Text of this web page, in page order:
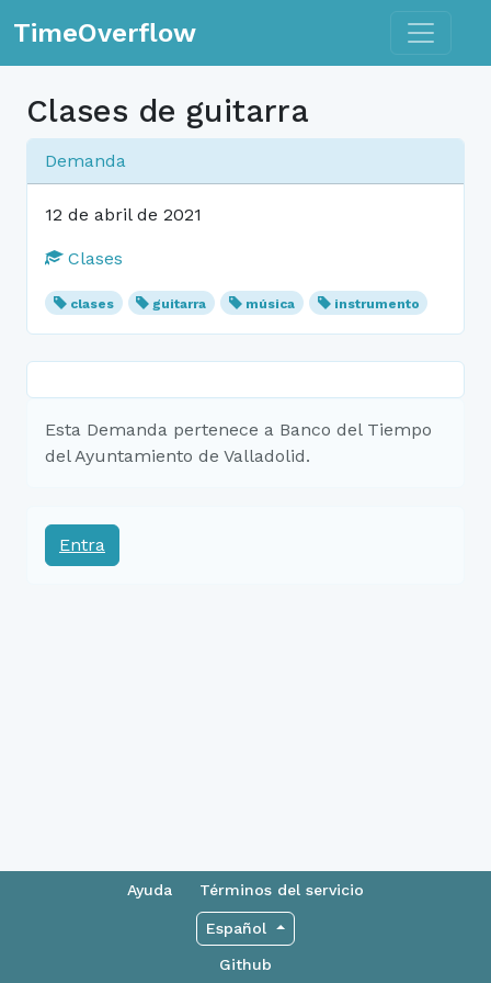
TimeOverflow Toggle
Clases de guitarra
Demanda
12 de abril de 2021
Clases
clases guitarra música instrumento
Esta Demanda pertenece a Banco del Tiempo
del Ayuntamiento de Valladolid.
Entra
Ayuda Términos del servicio
Español
Github